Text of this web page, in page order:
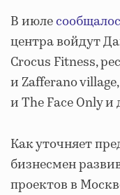
В июле
центра войдут
Crocus Fitness,
и Zafferano
и The Face Only
Как уточняет
бизнесмен
проектов в